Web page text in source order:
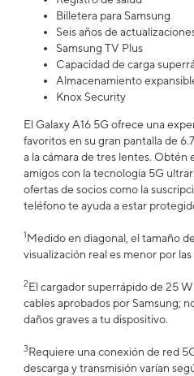
Billetera para Samsung
Seis años de
Samsung TV Plus
Capacidad de carga
Almacenamiento
Knox Security
El Galaxy A16 5G ofrece una
favoritos en su gran pantalla de
a la cámara de tres lentes. Obtén
amigos con la tecnología 5G
ofertas de socios como la
teléfono te ayuda a estar
1Medido en diagonal, el tamaño
visualización real es menor por
2El cargador superrápido de 25
cables aprobados por Samsung;
daños graves a tu dispositivo.
3Requiere una conexión de red
descarga y transmisión varían